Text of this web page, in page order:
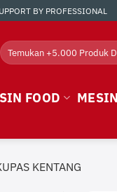
BY PROFESSIONAL
Search
for:
FOOD
KENTANG